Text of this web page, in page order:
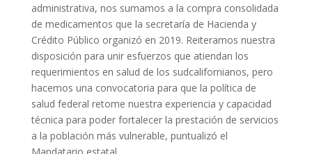
administrativa, nos sumamos a la compra consolidada
de medicamentos que la secretaría de Hacienda y
Crédito Público organizó en 2019. Reiteramos nuestra
disposición para unir esfuerzos que atiendan los
requerimientos en salud de los sudcalifornianos, pero
hacemos una convocatoria para que la política de
salud federal retome nuestra experiencia y capacidad
técnica para poder fortalecer la prestación de servicios
a la población más vulnerable, puntualizó el
Mandatario estatal.